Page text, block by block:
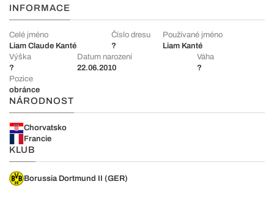
INFORMACE
Celé jméno
Liam Claude Kanté
Číslo dresu
?
Používané jméno
Liam Kanté
Výška
?
Datum narození
22.06.2010
Váha
?
Pozice
obránce
NÁRODNOST
Chorvatsko
Francie
KLUB
Borussia Dortmund II (GER)